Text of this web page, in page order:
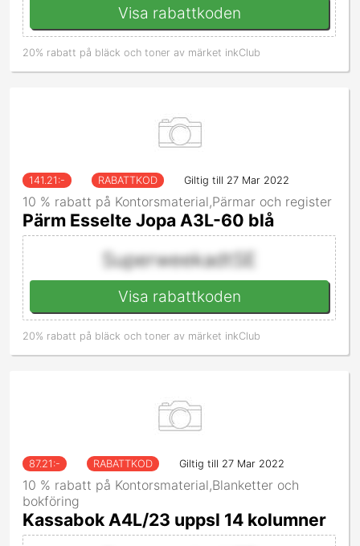
Visa rabattkoden
20% rabatt på bläck och toner av märket inkClub
141.21 :- RABATTKOD Giltig till 27 Mar 2022
10 % rabatt på Kontorsmaterial,Pärmar och register
Pärm Esselte Jopa A3L-60 blå
SuperweekadtSE
Visa rabattkoden
20% rabatt på bläck och toner av märket inkClub
87.21 :- RABATTKOD Giltig till 27 Mar 2022
10 % rabatt på Kontorsmaterial,Blanketter och
bokföring
Kassabok A4L/23 uppsl 14 kolumner